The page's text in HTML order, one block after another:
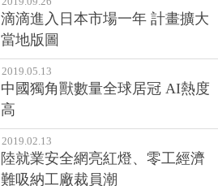
滴滴進入日本市場一年 計畫擴大
當地版圖
2019.05.13
中國獨角獸數量全球居冠 AI熱度
高
2019.02.13
陸就業安全網亮紅燈、零工經濟
難吸納工廠裁員潮